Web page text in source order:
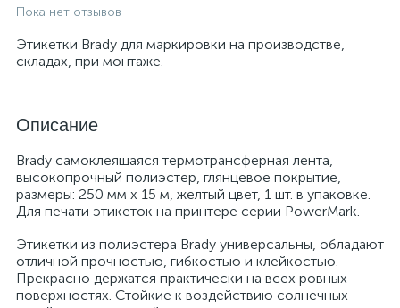
Пока нет отзывов
Этикетки Brady для маркировки на производстве,
складах, при монтаже.
Описание
Brady самоклеящаяся термотрансферная лента,
высокопрочный полиэстер, глянцевое покрытие,
размеры: 250 мм х 15 м, желтый цвет, 1 шт. в упаковке.
Для печати этикеток на принтере серии PowerMark.
Этикетки из полиэстера Brady универсальны, обладают
отличной прочностью, гибкостью и клейкостью.
Прекрасно держатся практически на всех ровных
поверхностях. Стойкие к воздействию солнечных